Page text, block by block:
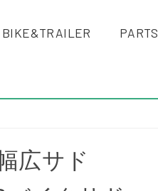
BIKE&TRAILER PARTS
広サド